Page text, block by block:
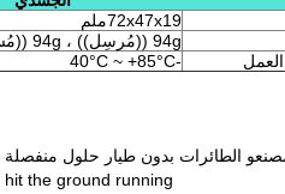
72x47x19ملم
94g ((مُرسِل)) ، 94g ((مُستقبل))
-40°C ~ +85°C
the ground running.